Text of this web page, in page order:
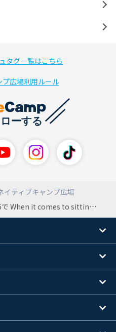
タグ一覧はこちら
広場利用ルール
イティブキャンプ広場
ません。nervesは名詞？複数形なのでしょうか？doは一体？youという主語が省略されているのでしょうか？ どなたかわかる方教えてください。よろしくお願いします。